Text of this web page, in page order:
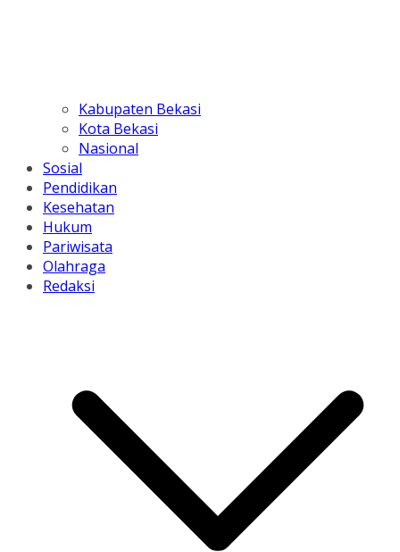
Kabupaten Bekasi
Kota Bekasi
Nasional
Sosial
Pendidikan
Kesehatan
Hukum
Pariwisata
Olahraga
Redaksi